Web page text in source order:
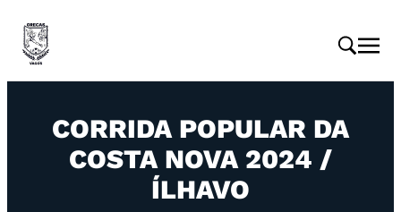
CORRIDA POPULAR DA
COSTA NOVA 2024 /
ÍLHAVO